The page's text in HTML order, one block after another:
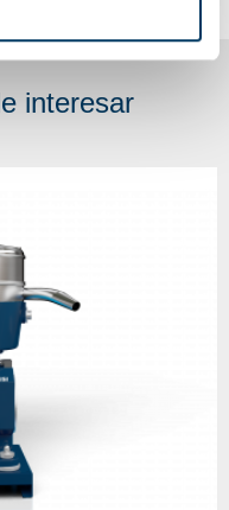
interesar